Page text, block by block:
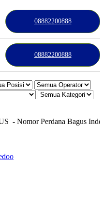
08882200888
08882200888
- Nomor Perdana Bagus